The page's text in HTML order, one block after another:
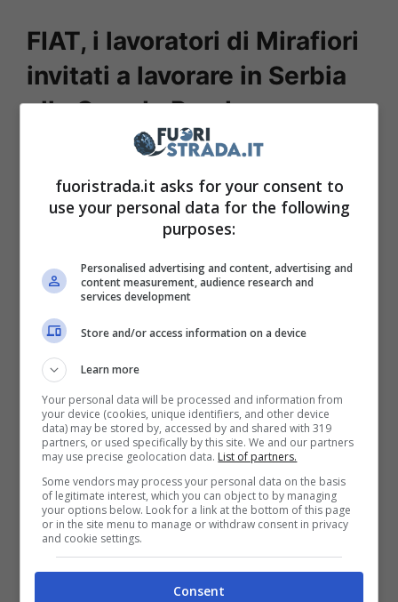
FIAT, i lavoratori di Mirafiori
invitati a lavorare in Serbia
alla Grande Panda
L’obiettivo del gruppoStellantis
chiaro, ed è quello di puntare
sullaFIATGrande Panda. Per questo
è stato proposta ai dipendenti di
Mirafiori di trasferirsi a Kragujevac, in
, per lavorare al SUV di Segmento B,
che presto sarà lanciato nella sua versione a
benzina, con prezzo di partenza di soli
14.950 euro grazie alla promozione di lancio.
In molti si chiedono quali saranno i ritmi
lavorativi da seguire a Mirafiori, e quali
saranno le strategie che Stellantis adotterà
per questo sito di produzione.Olivier
Francois, il CEO della casa di Torino, aveva
parlato di 5.000 esemplari da produrre entro
fine anno, ma ora le cose potrebbero
fuoristrada.it asks for your consent to
use your personal data for the following
purposes:
Personalised advertising and content, advertising and
content measurement, audience research and
services development
Store and/or access information on a device
Learn more
Your personal data will be processed and information from
your device (cookies, unique identifiers, and other device
data) may be stored by, accessed by and shared with 319
partners, or used specifically by this site. We and our partners
may use precise geolocation data. List of partners.
Some vendors may process your personal data on the basis
of legitimate interest, which you can object to by managing
your options below. Look for a link at the bottom of this page
or in the site menu to manage or withdraw consent in privacy
and cookie settings.
Consent